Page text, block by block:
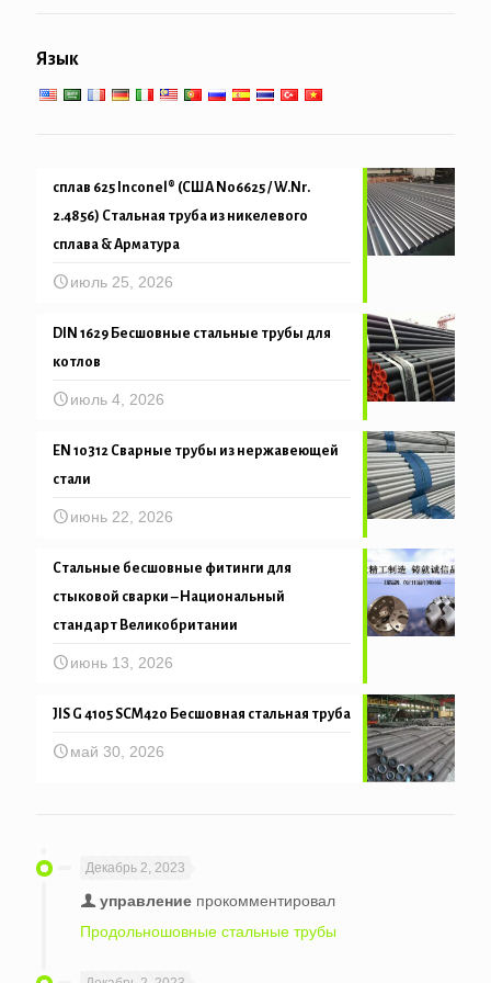
Механическая и точность трубка
Язык
сплав 625 Inconel® (США N06625 / W.Nr.
2.4856) Стальная труба из никелевого
сплава & Арматура
июль 25, 2026
DIN 1629 Бесшовные стальные трубы для
котлов
июль 4, 2026
EN 10312 Сварные трубы из нержавеющей
стали
июнь 22, 2026
Стальные бесшовные фитинги для
стыковой сварки – Национальный
стандарт Великобритании
июнь 13, 2026
JIS G 4105 SCM420 Бесшовная стальная труба
май 30, 2026
Декабрь 2, 2023
управление прокомментировал
Продольношовные стальные трубы